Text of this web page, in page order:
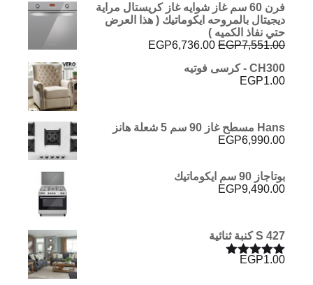
فرن 60 سم غاز شوايه غاز كريستال مراية
ديجيتال بالمروحه ايكوماتيك ( هذا العرض
حتي نفاذ الكميه )
EGP7,551.00
السعر
هو:
EGP6,736.00
CH300 - كرسى فوتيه
EGP1.00
Hans مسطح غاز 90 سم 5 شعلة هانز
EGP6,990.00
بوتاجاز 90 سم ايكوماتيك
EGP9,490.00
S 427 كنبة ثنائية
تم التقييم
EGP1.00